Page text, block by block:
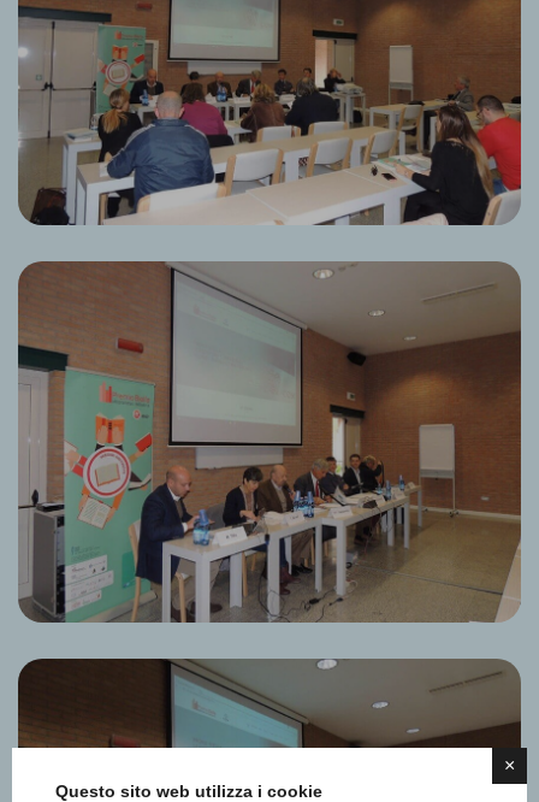
×
Questo sito web utilizza i cookie